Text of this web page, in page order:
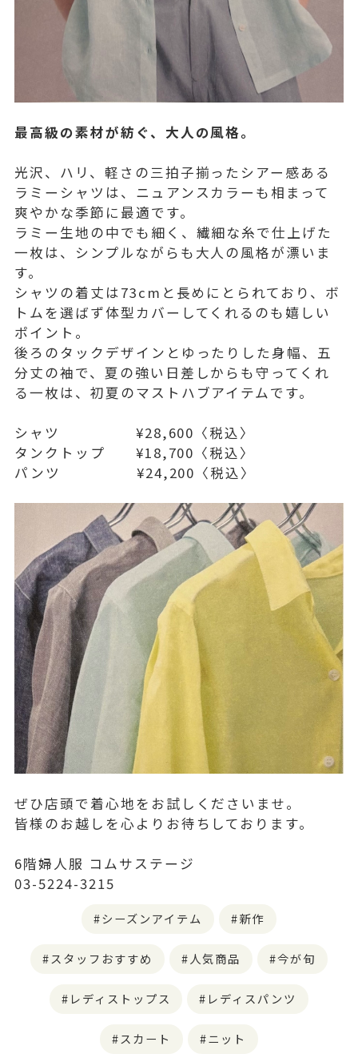
最高級の素材が紡ぐ、大人の風格。
光沢、ハリ、軽さの三拍子揃ったシアー感ある
ラミーシャツは、ニュアンスカラーも相まって
爽やかな季節に最適です。
ラミー生地の中でも細く、繊細な糸で仕上げた
一枚は、シンプルながらも大人の風格が漂いま
す。
シャツの着丈は73cmと長めにとられており、ボ
トムを選ばず体型カバーしてくれるのも嬉しい
ポイント。
後ろのタックデザインとゆったりした身幅、五
分丈の袖で、夏の強い日差しからも守ってくれ
る一枚は、初夏のマストハブアイテムです。
シャツ ¥28,600〈税込〉
タンクトップ ¥18,700〈税込〉
パンツ ¥24,200〈税込〉
ぜひ店頭で着心地をお試しくださいませ。
皆様のお越しを心よりお待ちしております。
6階婦人服 コムサステージ
03-5224-3215
シーズンアイテム 新作
スタッフおすすめ 人気商品 今が旬
レディストップス レディスパンツ
スカート ニット